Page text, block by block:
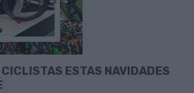
ESTAS NAVIDADES